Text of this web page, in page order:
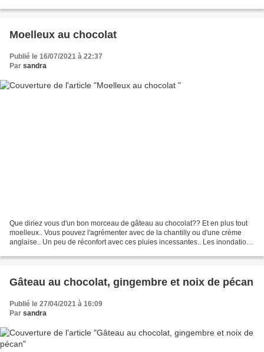
Moelleux au chocolat
Publié le 16/07/2021 à 22:37
Par sandra
Que diriez vous d'un bon morceau de gâteau au chocolat?? Et en plus tout
moelleux.. Vous pouvez l'agrémenter avec de la chantilly ou d'une crème
anglaise.. Un peu de réconfort avec ces pluies incessantes.. Les inondations
Gâteau au chocolat, gingembre et noix de pécan
Publié le 27/04/2021 à 16:09
Par sandra